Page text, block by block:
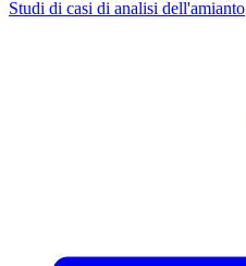
Studi di casi di analisi dell'amianto